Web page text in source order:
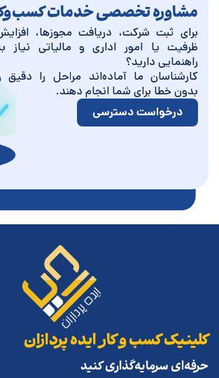
مشاوره تخصصی خدمات کسب‌وکار
برای ثبت شرکت، دریافت مجوزها، افزایش
ظرفیت یا امور اداری و مالیاتی نیاز به
راهنمایی دارید؟
کارشناسان ما آماده‌اند مراحل را دقیق و
بدون خطا برای شما انجام دهند.
درخواست دسترسی
کسب و کار ایده پردازان
سرمایه‌گذاری کنید